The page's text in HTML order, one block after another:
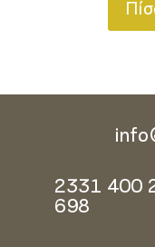
2331 400
698